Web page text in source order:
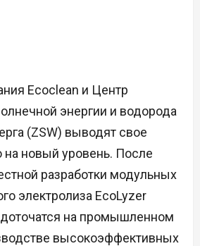
Ecoclean и Центр
энергии и водорода
(ZSW) выводят свое
на новый уровень. После
разработки модульных
электролиза EcoLyzer
на промышленном
высокоэффективных